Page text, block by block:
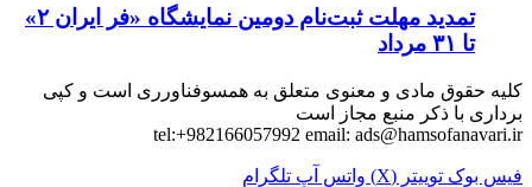
تمدید مهلت ثبت‌نام دومین نمایشگاه «فر ایران ۲»
تا ۳۱ مرداد
کلیه حقوق مادی و معنوی متعلق به همسوفناورری است و کپی
برداری با ذکر منبع مجاز است
tel:+982166057992 email: ads@hamsofanavari.ir
فیس بوک توییتر (X) واتس آپ تلگرام